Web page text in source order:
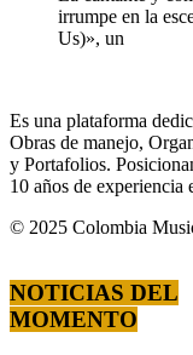
irrumpe en la
Us)», un
Es una plataforma
Obras de manejo,
y Portafolios.
10 años de
© 2025 Colombia
NOTICIAS DEL
MOMENTO